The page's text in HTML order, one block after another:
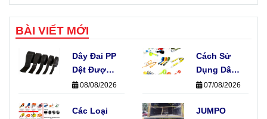
BÀI VIẾT MỚI
Dây Đai PP
Dệt Được
Sản Xuất
Nào? Quy
08/08/2026
Cách Sử
Dụng Dây
Khóa Cam
Làm Hỏng
07/08/2026
Các Loại
JUMPO